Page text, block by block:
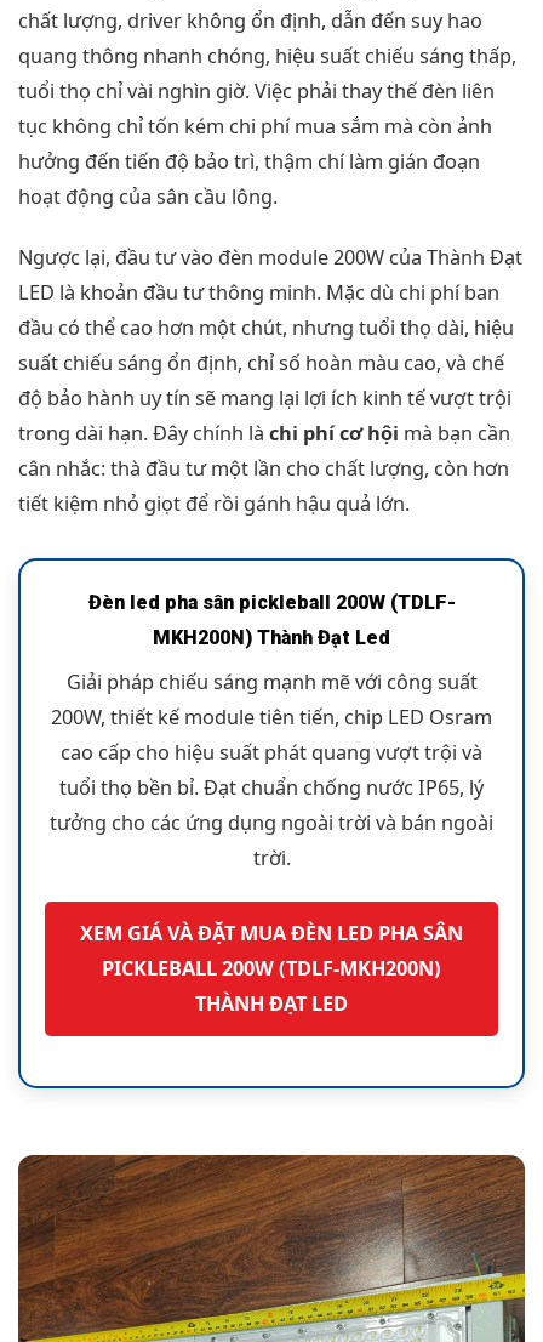
chất lượng, driver không ổn định, dẫn đến suy hao
quang thông nhanh chóng, hiệu suất chiếu sáng thấp,
tuổi thọ chỉ vài nghìn giờ. Việc phải thay thế đèn liên
tục không chỉ tốn kém chi phí mua sắm mà còn ảnh
hưởng đến tiến độ bảo trì, thậm chí làm gián đoạn
hoạt động của sân cầu lông.
Ngược lại, đầu tư vào đèn module 200W của Thành Đạt
LED là khoản đầu tư thông minh. Mặc dù chi phí ban
đầu có thể cao hơn một chút, nhưng tuổi thọ dài, hiệu
suất chiếu sáng ổn định, chỉ số hoàn màu cao, và chế
độ bảo hành uy tín sẽ mang lại lợi ích kinh tế vượt trội
trong dài hạn. Đây chính là chi phí cơ hội mà bạn cần
cân nhắc: thà đầu tư một lần cho chất lượng, còn hơn
tiết kiệm nhỏ giọt để rồi gánh hậu quả lớn.
Đèn led pha sân pickleball 200W (TDLF-
MKH200N) Thành Đạt Led
Giải pháp chiếu sáng mạnh mẽ với công suất
200W, thiết kế module tiên tiến, chip LED Osram
cao cấp cho hiệu suất phát quang vượt trội và
tuổi thọ bền bỉ. Đạt chuẩn chống nước IP65, lý
tưởng cho các ứng dụng ngoài trời và bán ngoài
trời.
XEM GIÁ VÀ ĐẶT MUA ĐÈN LED PHA SÂN
PICKLEBALL 200W (TDLF-MKH200N)
THÀNH ĐẠT LED